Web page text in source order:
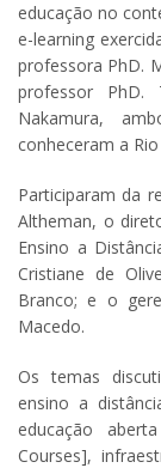
educação no
e-learning
professora PhD.
professor PhD.
Nakamura,
conheceram a
Participaram da
Altheman, o
Ensino a
Cristiane de
Branco; e o
Macedo.
Os temas
ensino a
educação
Courses],